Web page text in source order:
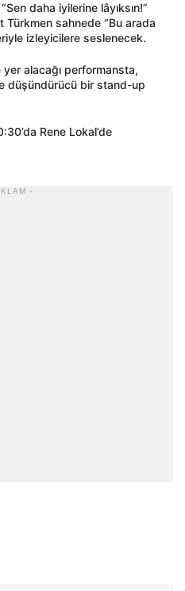
daha iyilerine lâyıksın!”
sahnede “Bu arada
izleyicilere seslenecek.
alacağı performansta,
düşündürücü bir stand-up
Rene Lokal’de
-